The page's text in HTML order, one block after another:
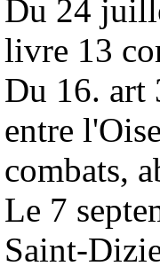
Du 24
livre 13
Du 16. art
entre
combats,
Le 7
Saint-